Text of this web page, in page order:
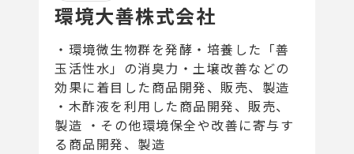
環境大善株式会社
・環境微生物群を発酵・培養した「善
玉活性水」の消臭力・土壌改善などの
効果に着目した商品開発、販売、製造
・木酢液を利用した商品開発、販売、
製造 ・その他環境保全や改善に寄与す
る商品開発、製造